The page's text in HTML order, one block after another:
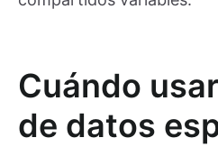
Cuándo
de datos